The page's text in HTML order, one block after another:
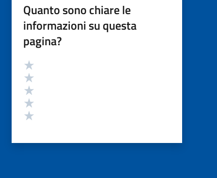
Quanto sono chiare le
informazioni su questa
pagina?
Valutazione